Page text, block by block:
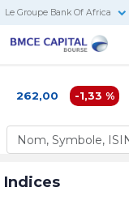
Le Groupe Bank Of Africa
262,00 -1,33 %
Indices